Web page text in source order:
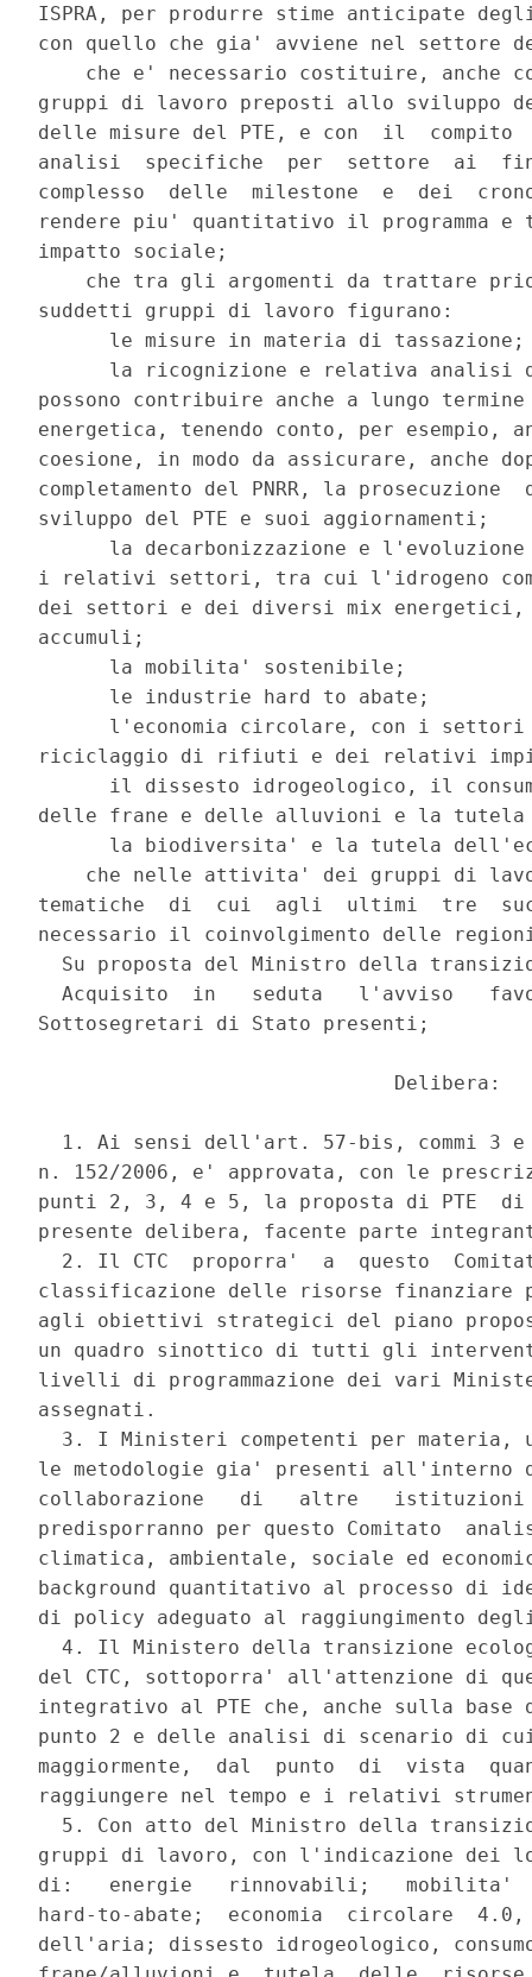
ISPRA, per produrre stime anticipate
con quello che gia' avviene nel settore
che e' necessario costituire, anche
gruppi di lavoro preposti allo sviluppo
delle misure del PTE, e con  il  compito
analisi  specifiche  per  settore  ai
complesso  delle  milestone  e  dei
rendere piu' quantitativo il programma
impatto sociale;
che tra gli argomenti da trattare
suddetti gruppi di lavoro figurano:
le misure in materia di
la ricognizione e relativa analisi
possono contribuire anche a lungo
energetica, tenendo conto, per esempio,
coesione, in modo da assicurare, anche
completamento del PNRR, la
sviluppo del PTE e suoi aggiornamenti;
la decarbonizzazione e
i relativi settori, tra cui l'idrogeno
dei settori e dei diversi mix
accumuli;
      la mobilita' sostenibile;
      le industrie hard to abate;
l'economia circolare, con i
riciclaggio di rifiuti e dei relativi
il dissesto idrogeologico, il
delle frane e delle alluvioni e la
la biodiversita' e la tutela
che nelle attivita' dei gruppi di
tematiche  di  cui  agli  ultimi  tre
necessario il coinvolgimento delle
Su proposta del Ministro della
Acquisito  in   seduta   l'avviso
Sottosegretari di Stato presenti;
                              Delibera:
1. Ai sensi dell'art. 57-bis, commi 3
n. 152/2006, e' approvata, con le
punti 2, 3, 4 e 5, la proposta di PTE
presente delibera, facente parte
2. Il CTC  proporra'  a  questo
classificazione delle risorse finanziare
agli obiettivi strategici del piano
un quadro sinottico di tutti gli
livelli di programmazione dei vari
assegnati.
3. I Ministeri competenti per materia,
le metodologie gia' presenti
collaborazione   di   altre
predisporranno per questo Comitato
climatica, ambientale, sociale ed
background quantitativo al processo di
di policy adeguato al raggiungimento
4. Il Ministero della transizione
del CTC, sottoporra' all'attenzione di
integrativo al PTE che, anche sulla
punto 2 e delle analisi di scenario di
maggiormente,  dal  punto  di  vista
raggiungere nel tempo e i relativi
5. Con atto del Ministro della
gruppi di lavoro, con l'indicazione dei
di:   energie   rinnovabili;   mobilita'
hard-to-abate;  economia  circolare
dell'aria; dissesto idrogeologico,